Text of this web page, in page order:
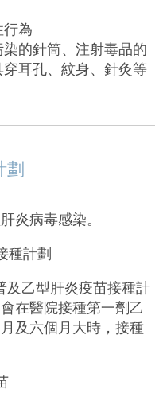
為
的針筒、注射毒品的
耳孔、紋身、針灸等
炎病毒感染。
種計劃
及乙型肝炎疫苗接種計
在醫院接種第一劑乙
及六個月大時，接種